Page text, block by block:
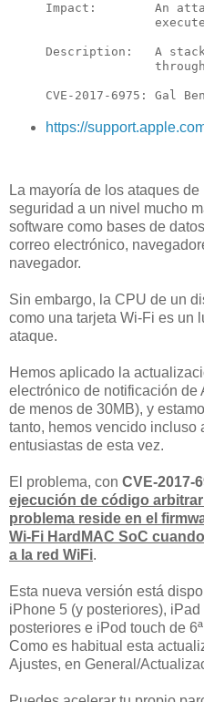
Impact:        An
Description:   A
CVE-2017-6975: Gal
https://
La mayoría de los ataques
seguridad a un nivel mucho
software como bases de
correo electrónico,
navegador.
Sin embargo, la CPU de un
como una tarjeta Wi-Fi es un
ataque.
Hemos aplicado la
electrónico de notificación de
de menos de 30MB), y
tanto, hemos vencido incluso
entusiastas de esta vez.
El problema, con CVE-2017-
ejecución de código
problema reside en el
Wi-Fi HardMAC SoC
a la red WiFi.
Esta nueva versión está
iPhone 5 (y posteriores),
posteriores e iPod touch de
Como es habitual esta
Ajustes, en General/